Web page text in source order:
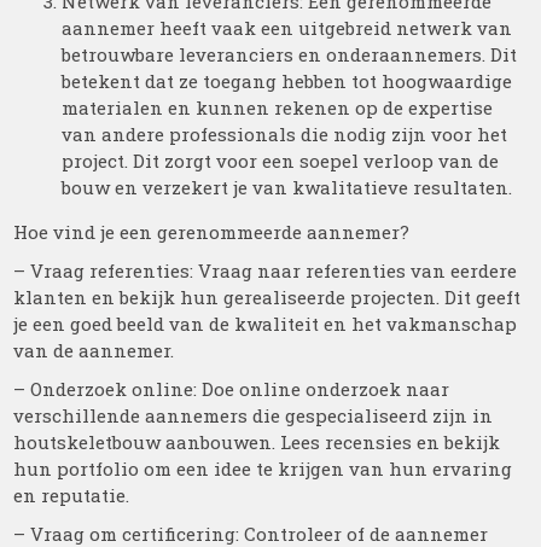
aannemer heeft vaak een uitgebreid netwerk van
betrouwbare leveranciers en onderaannemers. Dit
betekent dat ze toegang hebben tot hoogwaardige
materialen en kunnen rekenen op de expertise
van andere professionals die nodig zijn voor het
project. Dit zorgt voor een soepel verloop van de
bouw en verzekert je van kwalitatieve resultaten.
Hoe vind je een gerenommeerde aannemer?
– Vraag referenties: Vraag naar referenties van eerdere
klanten en bekijk hun gerealiseerde projecten. Dit geeft
je een goed beeld van de kwaliteit en het vakmanschap
van de aannemer.
– Onderzoek online: Doe online onderzoek naar
verschillende aannemers die gespecialiseerd zijn in
houtskeletbouw aanbouwen. Lees recensies en bekijk
hun portfolio om een idee te krijgen van hun ervaring
en reputatie.
– Vraag om certificering: Controleer of de aannemer